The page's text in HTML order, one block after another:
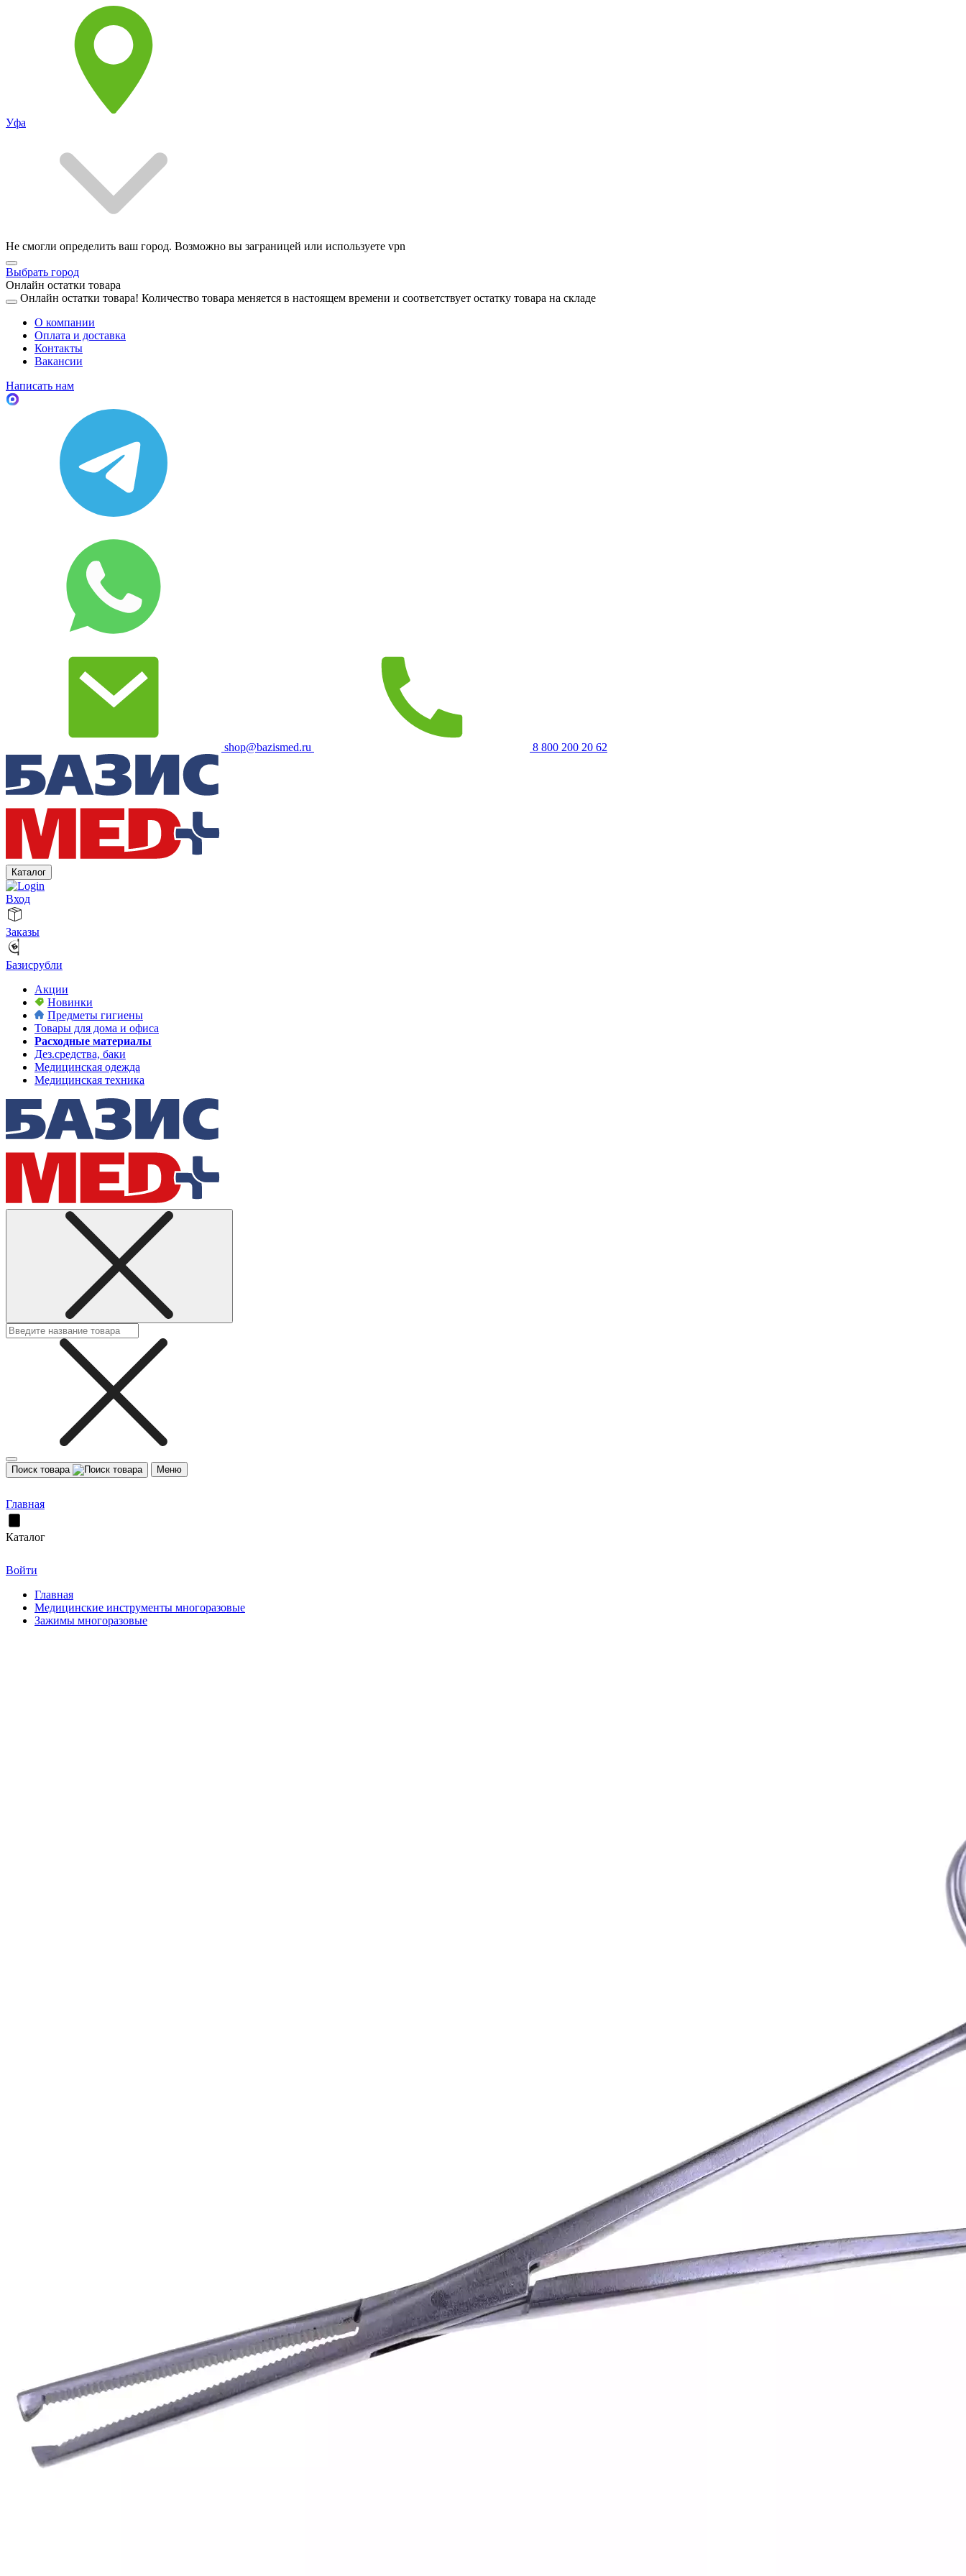
Уфа
Не смогли определить ваш город. Возможно вы заграницей или используете vpn
Выбрать город
Онлайн остатки товара
Онлайн остатки товара! Количество товара меняется в настоящем времени и соответствует остатку товара на складе
О компании
Оплата и доставка
Контакты
Вакансии
Написать нам
shop@bazismed.ru 8 800 200 20 62
Каталог
Вход
Заказы
Базисрубли
Акции
Новинки
Предметы гигиены
Товары для дома и офиса
Расходные материалы
Дез.средства, баки
Медицинская одежда
Медицинская техника
Поиск товара Меню
Главная
Каталог
Войти
Главная
Медицинские инструменты многоразовые
Зажимы многоразовые